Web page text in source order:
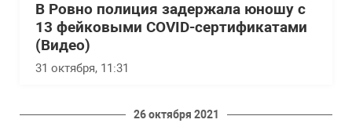
В Ровно полиция задержала юношу с
13 фейковыми COVID-сертификатами
(Видео)
31 октября, 11:31
26 октября 2021